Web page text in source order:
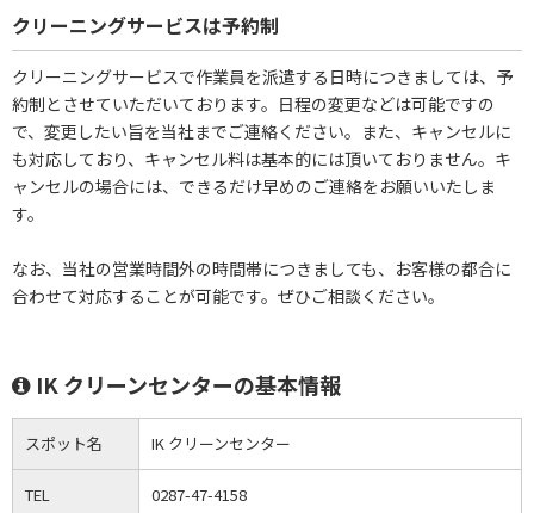
クリーニングサービスは予約制
クリーニングサービスで作業員を派遣する日時につきましては、予
約制とさせていただいております。日程の変更などは可能ですの
で、変更したい旨を当社までご連絡ください。また、キャンセルに
も対応しており、キャンセル料は基本的には頂いておりません。キ
ャンセルの場合には、できるだけ早めのご連絡をお願いいたしま
す。
なお、当社の営業時間外の時間帯につきましても、お客様の都合に
合わせて対応することが可能です。ぜひご相談ください。
IK クリーンセンターの基本情報
スポット名 IK クリーンセンター
TEL 0287-47-4158